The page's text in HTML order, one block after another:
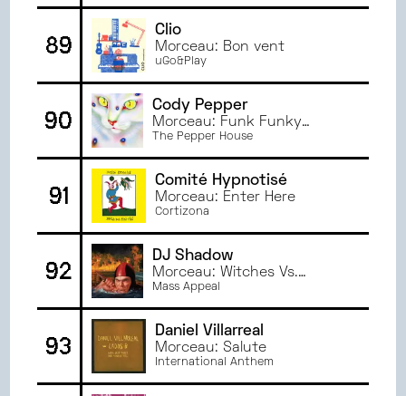
89
Clio
Morceau: Bon vent
uGo&Play
90
Cody Pepper
Morceau: Funk Funky
Funkish
The Pepper House
91
Comité Hypnotisé
Morceau: Enter Here
Cortizona
92
DJ Shadow
Morceau: Witches Vs.
Warlocks
Mass Appeal
93
Daniel Villarreal
Morceau: Salute
International Anthem